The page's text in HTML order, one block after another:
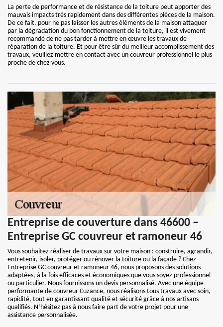
La perte de performance et de résistance de la toiture peut apporter des
mauvais impacts très rapidement dans des différentes pièces de la maison.
De ce fait, pour ne pas laisser les autres éléments de la maison attaquer
par la dégradation du bon fonctionnement de la toiture, il est vivement
recommandé de ne pas tarder à mettre en œuvre les travaux de
réparation de la toiture. Et pour être sûr du meilleur accomplissement des
travaux, veuillez mettre en contact avec un couvreur professionnel le plus
proche de chez vous.
Entreprise de couverture dans 46600 –
Entreprise GC couvreur et ramoneur 46
Vous souhaitez réaliser de travaux sur votre maison : construire, agrandir,
entretenir, isoler, protéger ou rénover la toiture ou la façade ? Chez
Entreprise GC couvreur et ramoneur 46, nous proposons des solutions
adaptées, à la fois efficaces et économiques que vous soyez professionnel
ou particulier. Nous fournissons un devis personnalisé. Avec une équipe
performante de couvreur Cuzance, nous réalisons tous travaux avec soin,
rapidité, tout en garantissant qualité et sécurité grâce à nos artisans
qualifiés. N’hésitez pas à nous faire part de votre projet pour une
assistance personnalisée.